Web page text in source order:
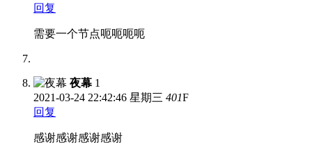
回复
需要一个节点呃呃呃呃
夜幕 1
2021-03-24 22:42:46 星期三 401F
回复
感谢感谢感谢感谢